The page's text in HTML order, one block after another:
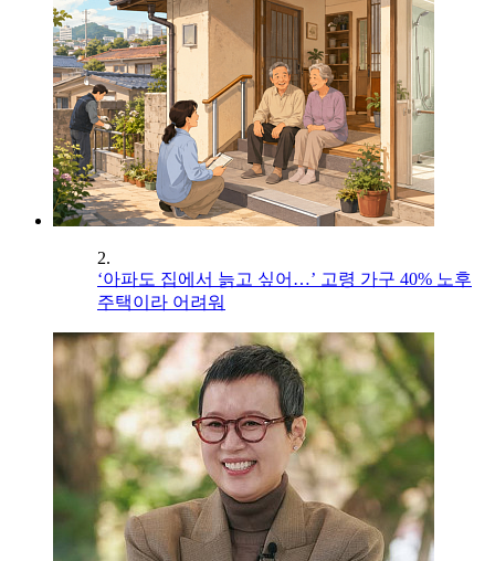
2.
‘아파도 집에서 늙고 싶어…’ 고령 가구 40% 노후
주택이라 어려워